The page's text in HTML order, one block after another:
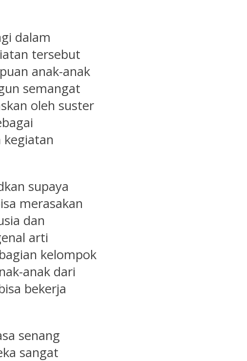
dalam
tersebut
anak-anak
semangat
oleh suster
kegiatan
supaya
merasakan
dan
arti
kelompok
anak dari
bekerja
senang
sangat